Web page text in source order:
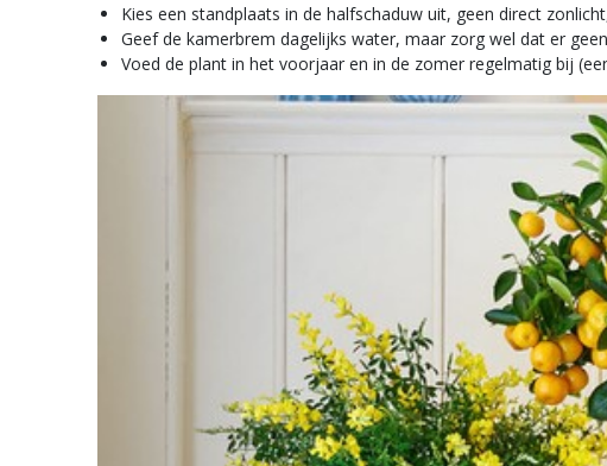
Kies een standplaats in de halfschaduw uit, geen direct
Geef de kamerbrem dagelijks water, maar zorg wel dat er
Voed de plant in het voorjaar en in de zomer regelmatig bij